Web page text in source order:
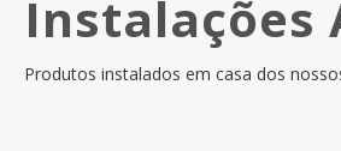
Instalações
Produtos instalados em casa dos